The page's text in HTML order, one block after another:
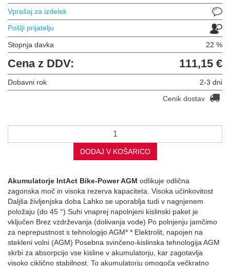
Vprašaj za izdelek
Pošlji prijatelju
Stopnja davka 22 %
Cena z DDV: 111,15 €
Dobavni rok
2-3 dni
Cenik dostav
DODAJ V KOŠARICO
Akumulatorje IntAct Bike-Power AGM odlikuje odlična
zagonska moč in visoka rezerva kapaciteta. Visoka učinkovitost
Daljša življenjska doba Lahko se uporablja tudi v nagnjenem
položaju (do 45 °) Suhi vnaprej napolnjeni kislinski paket je
vključen Brez vzdrževanja (dolivanja vode) Po polnjenju jamčimo
za neprepustnost s tehnologijo AGM* * Elektrolit, napojen na
stekleni volni (AGM) Posebna svinčeno-kislinska tehnologija AGM
skrbi za absorpcijo vse kisline v akumulatorju, kar zagotavlja
visoko ciklično stabilnost. To akumulatorju omogoča večkratno